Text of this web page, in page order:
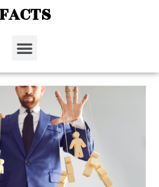
FACTS